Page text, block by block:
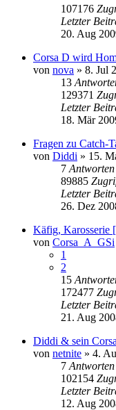
107176
Letzter
20. Aug
Corsa D wird
von nova » 8. Jul
13
129371
Letzter
18. Mär
Fragen zu Catch-
von Diddi » 15.
7 Antworten
89885
Letzter
26. Dez
Käfig, Karosserie
von Corsa_A_GSi
1
2
15
172477
Letzter
21. Aug
Diddi & sein
von netnite » 4.
7 Antworten
102154
Letzter
12. Aug